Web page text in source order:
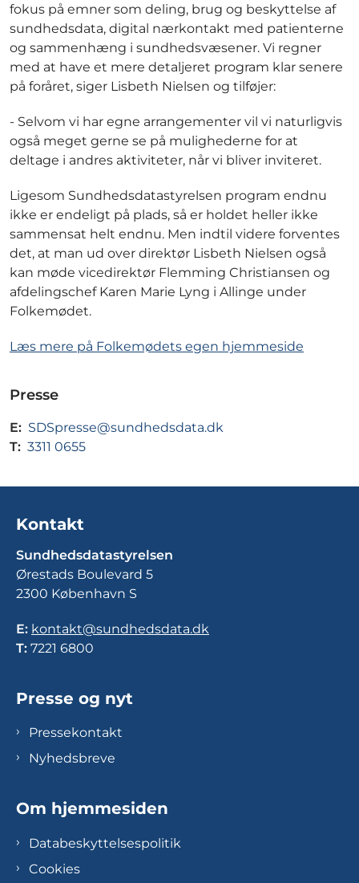
fokus på emner som deling, brug og beskyttelse af
sundhedsdata, digital nærkontakt med patienterne
og sammenhæng i sundhedsvæsener. Vi regner
med at have et mere detaljeret program klar senere
på foråret, siger Lisbeth Nielsen og tilføjer:
- Selvom vi har egne arrangementer vil vi naturligvis
også meget gerne se på mulighederne for at
deltage i andres aktiviteter, når vi bliver inviteret.
Ligesom Sundhedsdatastyrelsen program endnu
ikke er endeligt på plads, så er holdet heller ikke
sammensat helt endnu. Men indtil videre forventes
det, at man ud over direktør Lisbeth Nielsen også
kan møde vicedirektør Flemming Christiansen og
afdelingschef Karen Marie Lyng i Allinge under
Folkemødet.
Læs mere på Folkemødets egen hjemmeside
Presse
E: SDSpresse@sundhedsdata.dk
T: 3311 0655
Kontakt
Sundhedsdatastyrelsen
Ørestads Boulevard 5
2300 København S
E: kontakt@sundhedsdata.dk
T: 7221 6800
Presse og nyt
Pressekontakt
Nyhedsbreve
Om hjemmesiden
Databeskyttelsespolitik
Cookies